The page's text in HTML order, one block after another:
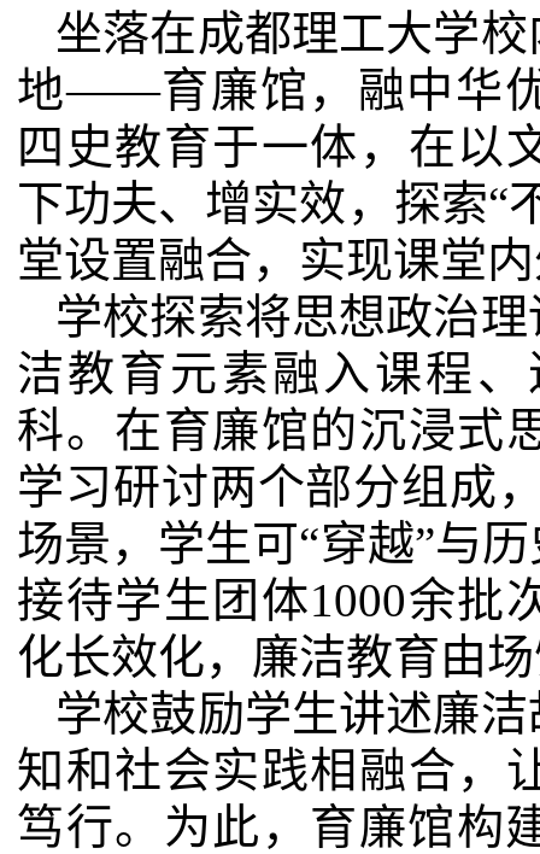
坐落在成都理工大学
地——育廉馆，融中华
四史教育于一体，在以
下功夫、增实效，探索“
堂设置融合，实现课堂
学校探索将思想政治
洁教育元素融入课程
科。在育廉馆的沉浸式
学习研讨两个部分组成
场景，学生可“穿越”与
接待学生团体1000余批
化长效化，廉洁教育由
学校鼓励学生讲述廉
知和社会实践相融合，
笃行。为此，育廉馆构